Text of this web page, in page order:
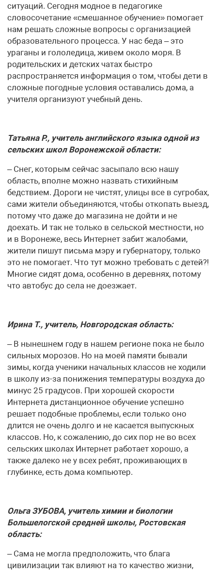
ситуаций. Сегодня модное в педагогике
словосочетание «смешанное обучение» помогает
нам решать сложные вопросы с организацией
образовательного процесса. У нас беда – это
ураганы и гололедица, живем около моря. В
родительских и детских чатах быстро
распространяется информация о том, чтобы дети в
сложные погодные условия оставались дома, а
учителя организуют учебный день.
Татьяна Р., учитель английского языка одной из
сельских школ Воронежской области:
– Снег, которым сейчас засыпало всю нашу
область, вполне можно назвать стихийным
бедствием. Дороги не чистят, улицы все в сугробах,
сами жители объединяются, чтобы откопать выезд,
потому что даже до магазина не дойти и не
доехать. И так не только в сельской местности, но
и в Воронеже, весь Интернет забит жалобами,
жители пишут письма мэру и губернатору, только
это не помогает. Что тут можно требовать с детей?!
Многие сидят дома, особенно в деревнях, потому
что автобус до села не доезжает.
Ирина Т., учитель, Новгородская область:
– В нынешнем году в нашем регионе пока не было
сильных морозов. Но на моей памяти бывали
зимы, когда ученики начальных классов не ходили
в школу из-за понижения температуры воздуха до
минус 25 градусов. При хорошей скорости
Интернета дистанционное обучение успешно
решает подобные проблемы, если только оно
длится не очень долго и не касается выпускных
классов. Но, к сожалению, до сих пор не во всех
сельских школах Интернет работает хорошо, а
также далеко не у всех ребят, проживающих в
глубинке, есть дома компьютер.
Ольга ЗУБОВА, учитель химии и биологии
Большелогской средней школы, Ростовская
область:
– Сама не могла предположить, что блага
цивилизации так влияют на то качество жизни,